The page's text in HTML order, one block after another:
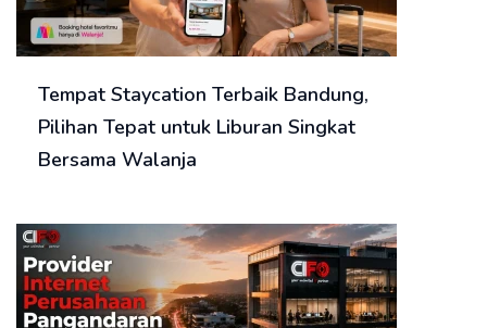
Tempat Staycation Terbaik Bandung,
Pilihan Tepat untuk Liburan Singkat
Bersama Walanja